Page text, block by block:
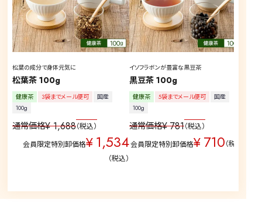
松葉の成分で身体元気に
松葉茶 100g
健康茶 3袋までメール便可
国産
100g
通常価格¥ 1,688 税込
会員限定特別卸価格¥1,534
税込
イソフラボンが豊富な黒豆茶
黒豆茶 100g
健康茶 5袋までメール便可
国産
100g
通常価格¥ 781 税込
会員限定特別卸価格¥710 税込